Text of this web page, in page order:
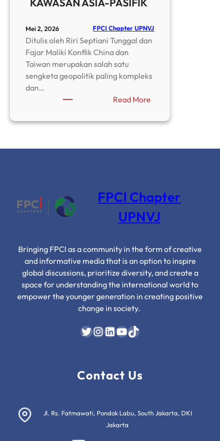
Mei 2, 2026 FPCI Chapter UPNVJ
Ditulis oleh Riri Septiani Tunggal dan
Fajar Maliki Konflik China dan
Taiwan merupakan salah satu
sengketa geopolitik paling kompleks
dan…
Read More
CHINA-
ASIA-
PASIFIK
FPCI Chapter
UPNVJ
Bringing FPCI as a community in the form of creative
and informative media that is an option to inspire
global discussions, prioritize diversity, and create a
space for understanding the international world to
empower the younger generation in creating positive
change in society.
Twitter InstagramLinkedIn YouTube TikTok
Contact Us
Jl. Rs. Fatmawati, Pondok Labu, South Jakarta, DKI
Jakarta